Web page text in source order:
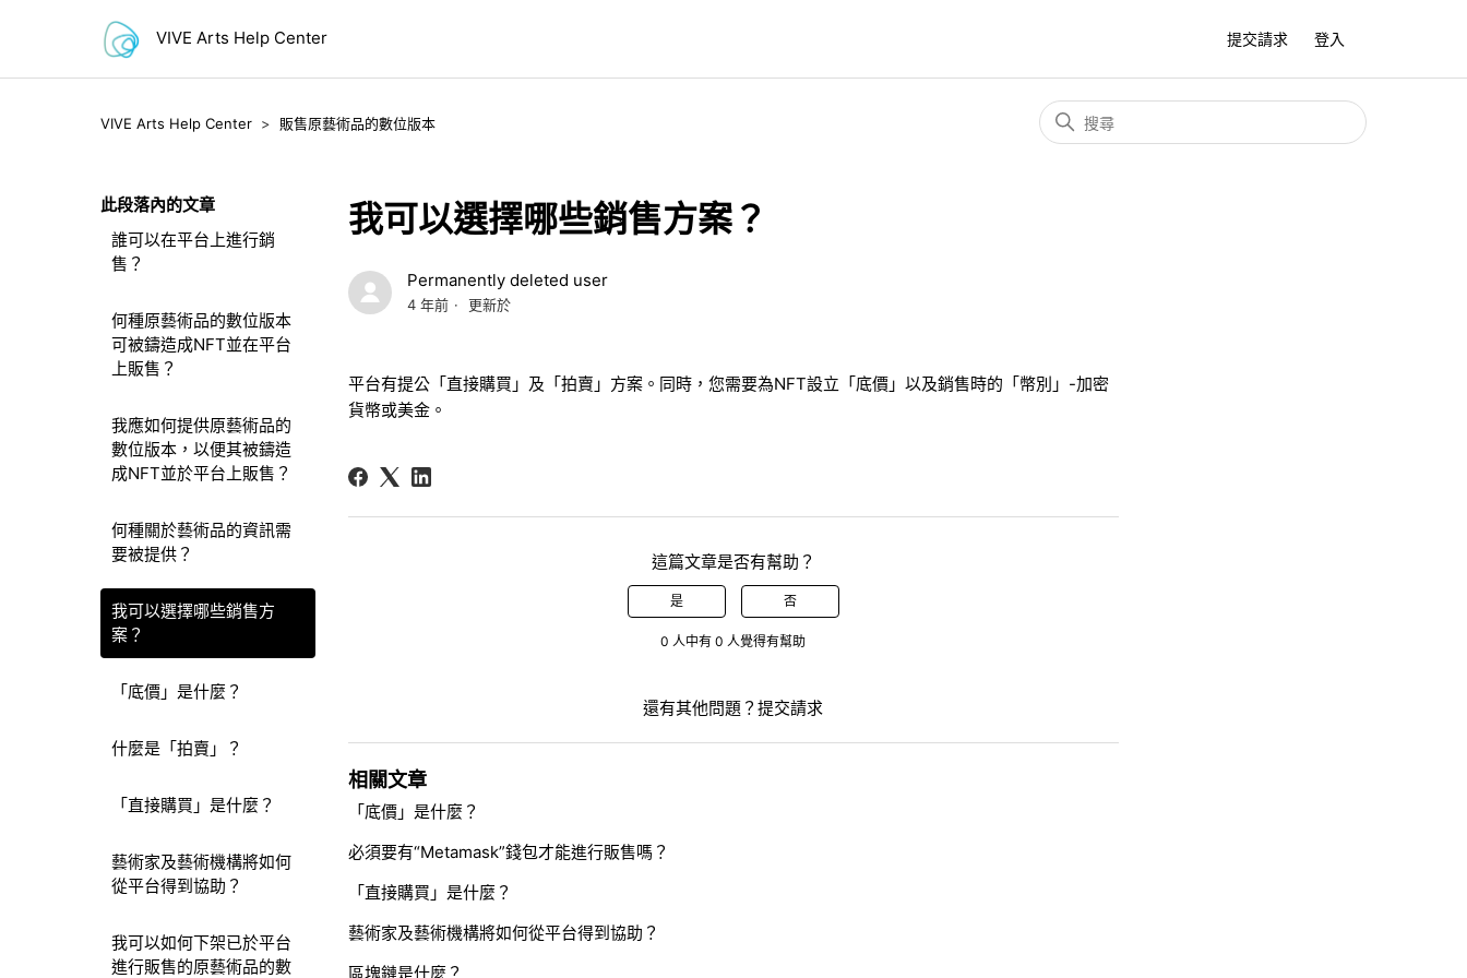
VIVE Arts Help Center 提交請求 登入
VIVE Arts Help Center 販售原藝術品的數位版本
此段落內的文章
誰可以在平台上進行銷
售？
何種原藝術品的數位版本
可被鑄造成NFT並在平台
上販售？
我應如何提供原藝術品的
數位版本，以便其被鑄造
成NFT並於平台上販售？
何種關於藝術品的資訊需
要被提供？
我可以選擇哪些銷售方
案？
「底價」是什麼？
什麼是「拍賣」？
「直接購買」是什麼？
藝術家及藝術機構將如何
從平台得到協助？
我可以如何下架已於平台
進行販售的原藝術品的數
我可以選擇哪些銷售方案？
Permanently deleted user
4 年前 更新於
平台有提公「 直接購買 」 及 「拍賣 」 方案。 同時，您需要為NFT設立 「 底價 」以及銷售時的 「 幣別 」 -加密
貨幣或美金 。
這篇文章是否有幫助？
是 否
0 人中有 0 人覺得有幫助
還有其他問題？提交請求
相關文章
「底價」是什麼？
必須要有“Metamask”錢包才能進行販售嗎？
「直接購買」是什麼？
藝術家及藝術機構將如何從平台得到協助？
區塊鏈是什麼？